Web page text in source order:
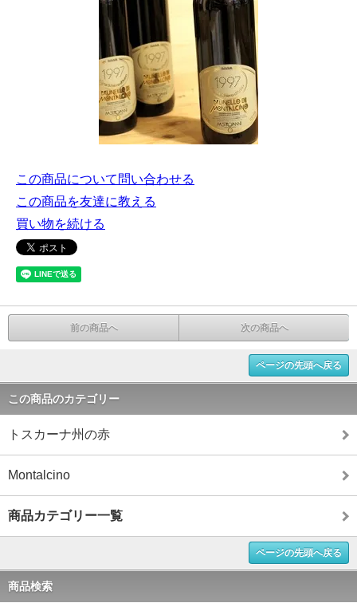
この商品について問い合わせる
この商品を友達に教える
買い物を続ける
前の商品へ 次の商品へ
ページの先頭へ戻る
この商品のカテゴリー
トスカーナ州の赤
Montalcino
商品カテゴリー一覧
ページの先頭へ戻る
商品検索